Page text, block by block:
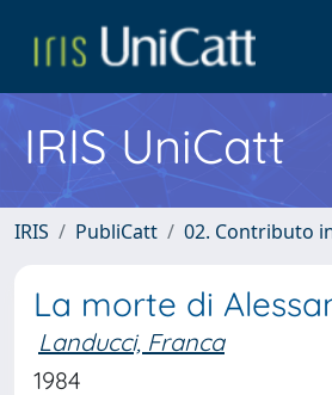
IRIS UniCatt
IRIS PubliCatt 02. Contributo
La morte di
Landucci, Franca
1984